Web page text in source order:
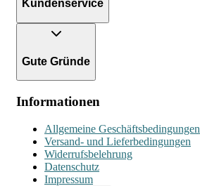
Kundenservice
Gute Gründe
Informationen
Allgemeine Geschäftsbedingungen
Versand- und Lieferbedingungen
Widerrufsbelehrung
Datenschutz
Impressum